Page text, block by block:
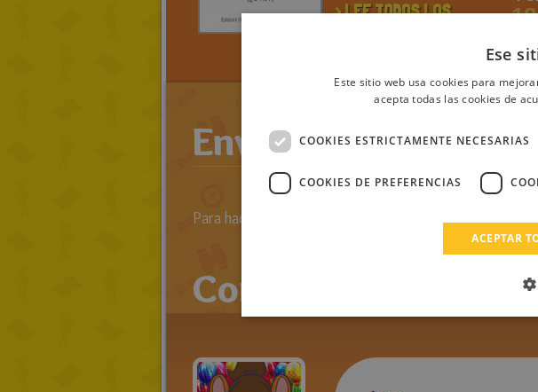
> LEE TODOS LOS
Enviar comentario
Para hacer comentarios primero debes iniciar sesión
Comentarios
Ese
Este sitio web usa cookies para
acepta todas las cookies de
COOKIES ESTRICTAMENTE NECESARIAS
COOKIES DE PREFERENCIAS
ACEPTAR